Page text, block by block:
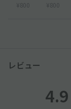
¥800 ¥800
レビュー
4.9